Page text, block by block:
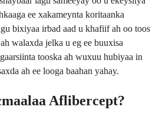
ee xakameynta koritaanka
bixiyaa irbad aad u khafiif ah oo toos
walaxda jelka u eg ee buuxisa
tooska ah wuxuu hubiyaa in
ah ee looga baahan yahay.
Aflibercept?